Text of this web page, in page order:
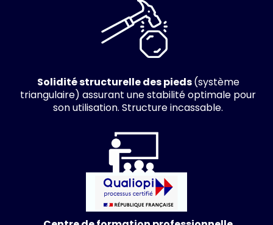
Solidité structurelle des pieds(système
triangulaire) assurant une stabilité optimale pour
son utilisation. Structure incassable.